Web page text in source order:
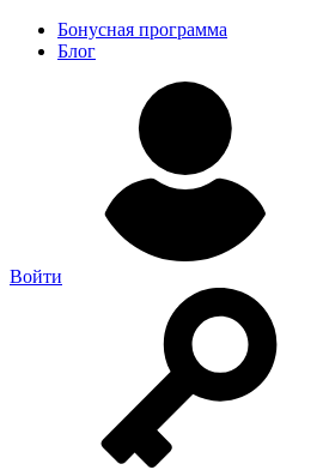
Бонусная программа
Блог
Войти